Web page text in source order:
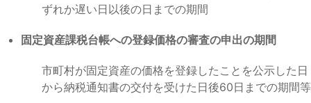
ずれか遅い日以後の日までの期間
固定資産課税台帳への登録価格の審査の申出の期間
市町村が固定資産の価格を登録したことを公示した日
から納税通知書の交付を受けた日後60日までの期間等